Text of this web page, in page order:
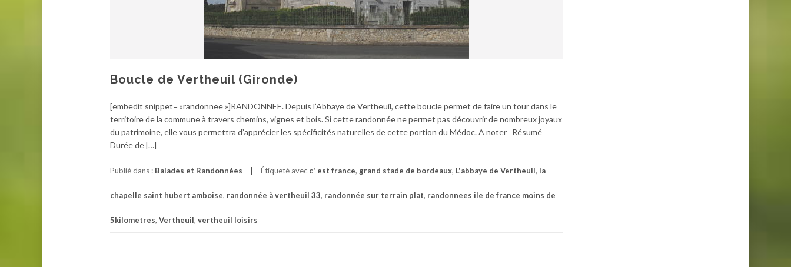
Boucle de Vertheuil (Gironde)
[embedit snippet= »randonnee »]RANDONNEE. Depuis l’Abbaye de Vertheuil, cette boucle permet de faire un tour dans le
territoire de la commune à travers chemins, vignes et bois. Si cette randonnée ne permet pas découvrir de nombreux joyaux
du patrimoine, elle vous permettra d’apprécier les spécificités naturelles de cette portion du Médoc. A noter Résumé
Durée de […]
Publié dans : Balades et Randonnées Étiqueté avec c' est france, grand stade de bordeaux, L'abbaye de Vertheuil, la
chapelle saint hubert amboise, randonnée à vertheuil 33, randonnée sur terrain plat, randonnees ile de france moins de
5kilometres, Vertheuil, vertheuil loisirs